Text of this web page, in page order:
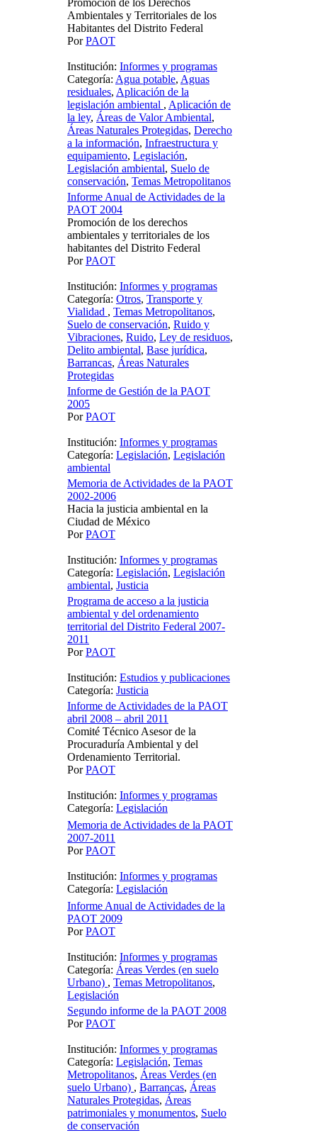
Promoción de los Derechos
Ambientales y Territoriales de los
Habitantes del Distrito Federal
PorPAOT
Institución: Informes y programas
Categoría: Agua potable, Aguas
residuales, Aplicación de la
legislación ambiental , Aplicación de
la ley, Áreas de Valor Ambiental,
Áreas Naturales Protegidas, Derecho
a la información, Infraestructura y
equipamiento, Legislación,
Legislación ambiental, Suelo de
conservación, Temas Metropolitanos
Informe Anual de Actividades de la
PAOT 2004
Promoción de los derechos
ambientales y territoriales de los
habitantes del Distrito Federal
PorPAOT
Institución: Informes y programas
Categoría: Otros, Transporte y
Vialidad , Temas Metropolitanos,
Suelo de conservación, Ruido y
Vibraciones, Ruido, Ley de residuos,
Delito ambiental, Base jurídica,
Barrancas, Áreas Naturales
Protegidas
Informe de Gestión de la PAOT
2005
PorPAOT
Institución: Informes y programas
Categoría: Legislación, Legislación
ambiental
Memoria de Actividades de la PAOT
2002-2006
Hacia la justicia ambiental en la
Ciudad de México
PorPAOT
Institución: Informes y programas
Categoría: Legislación, Legislación
ambiental, Justicia
Programa de acceso a la justicia
ambiental y del ordenamiento
territorial del Distrito Federal 2007-
2011
PorPAOT
Institución: Estudios y publicaciones
Categoría: Justicia
Informe de Actividades de la PAOT
abril 2008 – abril 2011
Comité Técnico Asesor de la
Procuraduría Ambiental y del
Ordenamiento Territorial.
PorPAOT
Institución: Informes y programas
Categoría: Legislación
Memoria de Actividades de la PAOT
2007-2011
PorPAOT
Institución: Informes y programas
Categoría: Legislación
Informe Anual de Actividades de la
PAOT 2009
PorPAOT
Institución: Informes y programas
Categoría: Áreas Verdes (en suelo
Urbano) , Temas Metropolitanos,
Legislación
Segundo informe de la PAOT 2008
PorPAOT
Institución: Informes y programas
Categoría: Legislación, Temas
Metropolitanos, Áreas Verdes (en
suelo Urbano) , Barrancas, Áreas
Naturales Protegidas, Áreas
patrimoniales y monumentos, Suelo
de conservación